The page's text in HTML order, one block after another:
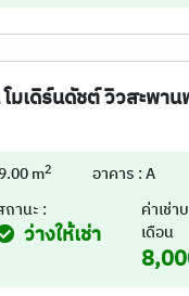
มเดิร์นดัชต์ วิวสะพา
m2 อาคาร : A
ถานะ :
ว่างให้เช่า
ค่าเช่า
เดือน